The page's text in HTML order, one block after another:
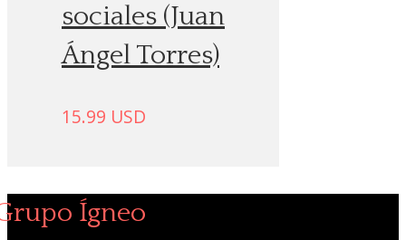
sociales (Juan
Ángel Torres)
15.99 USD
Ígneo